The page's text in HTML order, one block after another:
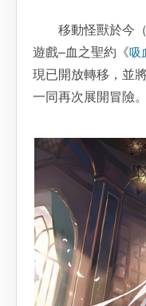
移動怪獸於今（
遊戲–血之聖約《吸
現已開放轉移，並
一同再次展開冒險。